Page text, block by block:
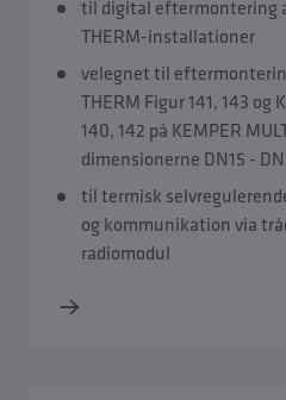
til digital eftermontering
THERM-installationer
velegnet til
THERM Figur 141, 143 og
140, 142 på KEMPER
dimensionerne DN15 -
til termisk
og kommunikation via
radiomodul